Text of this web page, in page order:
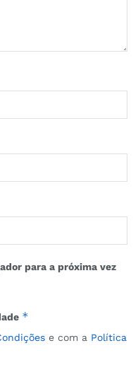
para a próxima vez
*
e com a Política